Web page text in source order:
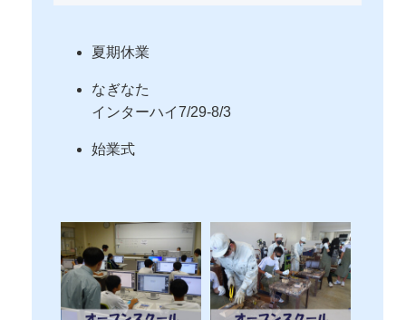
夏期休業
なぎなた
インターハイ7/29-8/3
始業式